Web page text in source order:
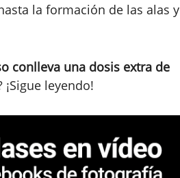
la formación de las alas y
conlleva una dosis extra de
¡Sigue leyendo!